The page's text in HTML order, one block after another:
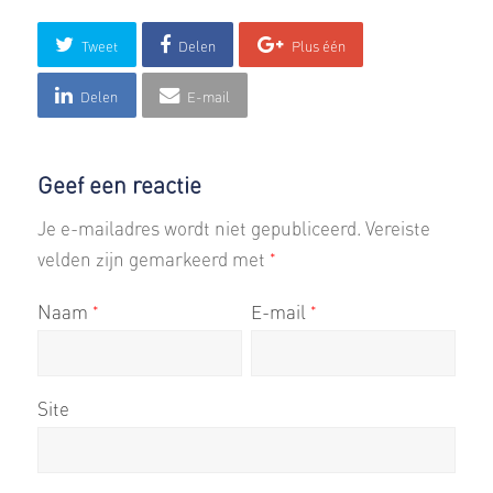
Tweet Delen Plus één
Delen E-mail
Geef een reactie
Je e-mailadres wordt niet gepubliceerd. Vereiste
velden zijn gemarkeerd met *
Naam * E-mail *
Site